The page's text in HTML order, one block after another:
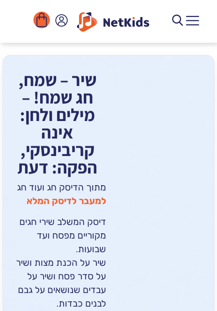
שיר – שמח,
חג שמח! –
מילים ולחן:
קריבינסקי,
הפקה: דעת
מתוך הדיסק חג ועוד חג
למעבר לדיסק המלא
דיסק המשלב שירי חגים
מקוריים מפסח ועד
שיר על הכנת מצות ושיר
על סדר פסח ושיר על
עבדים שנושאים על גבם
לבנים כבדות.